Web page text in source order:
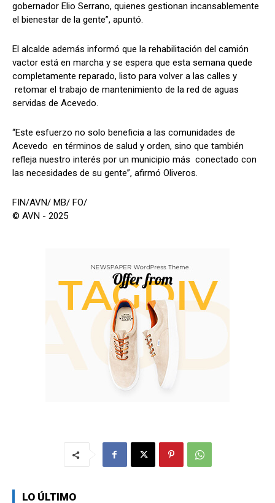
gobernador Elio Serrano, quienes gestionan incansablemente
el bienestar de la gente”, apuntó.
El alcalde además informó que la rehabilitación del camión
vactor está en marcha y se espera que esta semana quede
completamente reparado, listo para volver a las calles y
retomar el trabajo de mantenimiento de la red de aguas
servidas de Acevedo.
“Este esfuerzo no solo beneficia a las comunidades de
Acevedo en términos de salud y orden, sino que también
refleja nuestro interés por un municipio más conectado con
las necesidades de su gente”, afirmó Oliveros.
FIN/AVN/ MB/ FO/
© AVN - 2025
LO ÚLTIMO